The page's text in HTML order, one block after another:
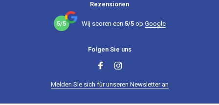
Rezensionen
5/5 Wij scoren een 5/5op Google
Folgen Sie uns
Melden Sie sich für unseren Newsletter an